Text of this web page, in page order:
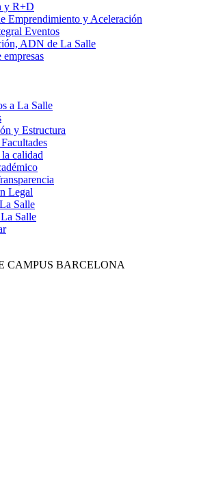
y R+D
Emprendimiento y Aceleración
Eventos
ADN de La Salle
empresas
a La Salle
y Estructura
calidad
Legal
Salle
Salle
CAMPUS BARCELONA